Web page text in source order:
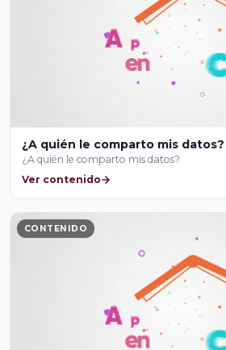
¿A quién le comparto mis datos?
¿A quién le comparto mis datos?
Ver contenido
CONTENIDO